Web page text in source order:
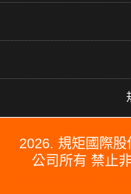
2026. 規矩國際
公司所有 禁止